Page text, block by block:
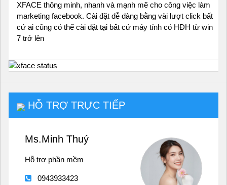
XFACE thông minh, nhanh và mạnh mẽ cho công việc làm
marketing facebook. Cài đặt dễ dàng bằng vài lượt click bất
cứ ai cũng có thể cài đặt tại bất cứ máy tính có HĐH từ win
7 trở lên
HỖ TRỢ TRỰC TIẾP
Ms.Minh Thuý
Hỗ trợ phần mềm
0943933423